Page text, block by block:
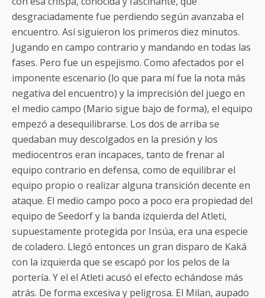
desgraciadamente fue perdiendo según avanzaba el
encuentro. Así siguieron los primeros diez minutos.
Jugando en campo contrario y mandando en todas las
fases. Pero fue un espejismo. Como afectados por el
imponente escenario (lo que para mí fue la nota más
negativa del encuentro) y la imprecisión del juego en
el medio campo (Mario sigue bajo de forma), el equipo
empezó a desequilibrarse. Los dos de arriba se
quedaban muy descolgados en la presión y los
mediocentros eran incapaces, tanto de frenar al
equipo contrario en defensa, como de equilibrar el
equipo propio o realizar alguna transición decente en
ataque. El medio campo poco a poco era propiedad del
equipo de Seedorf y la banda izquierda del Atleti,
supuestamente protegida por Insúa, era una especie
de coladero. Llegó entonces un gran disparo de Kaká
con la izquierda que se escapó por los pelos de la
portería. Y el el Atleti acusó el efecto echándose más
atrás. De forma excesiva y peligrosa. El Milan, aupado